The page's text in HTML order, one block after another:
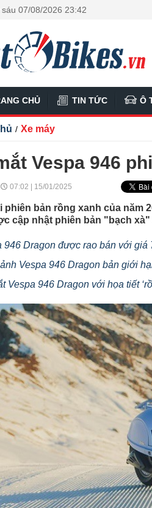
07/08/2026 23:42
CHỦ TIN TỨC Ô
/ Xe máy
Vespa 946
07:02 | 15/01/2025
phiên bản rồng xanh của năm
cập nhật phiên bản "bạch
946 Dragon được rao bán với giá
Vespa 946 Dragon bản giới
Vespa 946 Dragon với họa tiết